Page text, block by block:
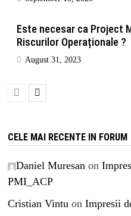
Este necesar ca Project
Riscurilor Operaționale ?
August 31, 2023
CELE MAI RECENTE IN FORUM
Daniel Muresanon
PMI_ACP
Cristian Vintuon Impresii